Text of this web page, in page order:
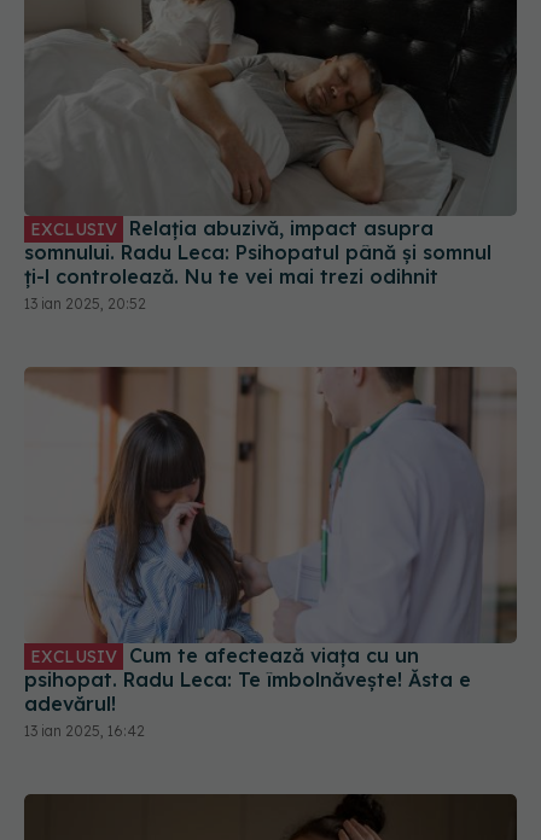
EXCLUSIV
somnului. Radu Leca: Psihopatul până și somnul
ți-l controlează. Nu te vei mai trezi odihnit
13 ian 2025, 20:52
EXCLUSIV
psihopat. Radu Leca: Te îmbolnăvește! Ăsta e
adevărul!
13 ian 2025, 16:42